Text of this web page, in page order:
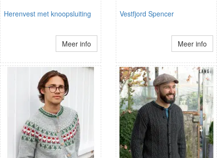
Herenvest met knoopsluiting
Meer info
Vestfjord Spencer
Meer info